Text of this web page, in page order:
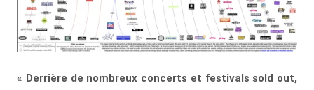
« Derrière de nombreux concerts et festivals sold out,